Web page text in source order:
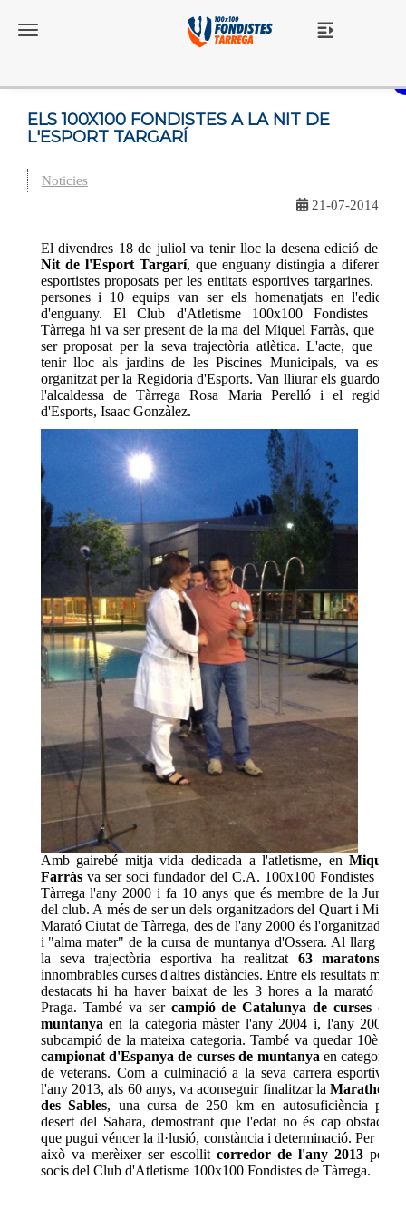
Toggle navigation
ELS 100X100 FONDISTES A LA NIT DE
L'ESPORT TARGARÍ
Noticies
21-07-2014
El divendres 18 de juliol va tenir lloc la desena edició de la
Nit de l'Esport Targarí, que enguany distingia a diferents
esportistes proposats per les entitats esportives targarines. 18
persones i 10 equips van ser els homenatjats en l'edició
d'enguany. El Club d'Atletisme 100x100 Fondistes de
Tàrrega hi va ser present de la ma del Miquel Farràs, que va
ser proposat per la seva trajectòria atlètica. L'acte, que va
tenir lloc als jardins de les Piscines Municipals, va estar
organitzat per la Regidoria d'Esports. Van lliurar els guardons
l'alcaldessa de Tàrrega Rosa Maria Perelló i el regidor
d'Esports, Isaac Gonzàlez.
Amb gairebé mitja vida dedicada a l'atletisme, enMiquel
Farràsva ser soci fundador del C.A. 100x100 Fondistes de
Tàrrega l'any 2000 i fa 10 anys que és membre de la Junta
del club. A més de ser un dels organitzadors del Quart i Mitja
Marató Ciutat de Tàrrega, des de l'any 2000 és l'organitzador
i "alma mater" de la cursa de muntanya d'Ossera. Al llarg de
la seva trajectòria esportiva ha realitzat 63 maratons
innombrables curses d'altres distàncies. Entre els resultats més
destacats hi ha haver baixat de les 3 hores a la marató de
Praga. També va ser campió de Catalunya de curses de
muntanya en la categoria màster l'any 2004 i, l'any 2005,
subcampió de la mateixa categoria. També va quedar 10è al
campionat d'Espanya de curses de muntanya en categoria
de veterans. Com a culminació a la seva carrera esportiva,
l'any 2013, als 60 anys, va aconseguir finalitzar laMarathon
des Sables, una cursa de 250 km en autosuficiència pel
desert del Sahara, demostrant que l'edat no és cap obstacle
que pugui véncer la il·lusió, constància i determinació. Per tot
això va merèixer ser escollitcorredor de l'any 2013 pels
socis del Club d'Atletisme 100x100 Fondistes de Tàrrega.